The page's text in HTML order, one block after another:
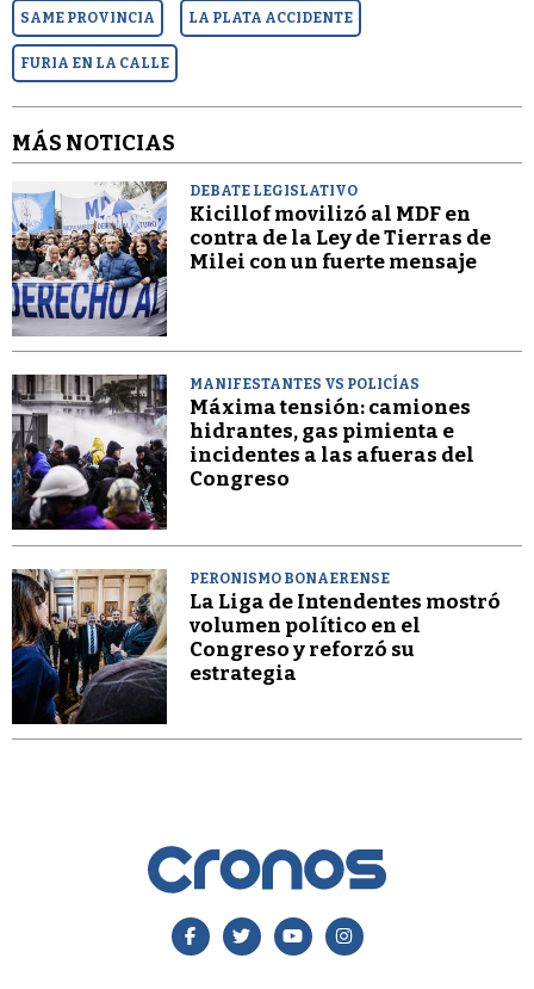
SAME PROVINCIA LA PLATA ACCIDENTE
FURIA EN LA CALLE
MÁS NOTICIAS
DEBATE LEGISLATIVO
Kicillof movilizó al MDF en
contra de la Ley de Tierras de
Milei con un fuerte mensaje
MANIFESTANTES VS POLICÍAS
Máxima tensión: camiones
hidrantes, gas pimienta e
incidentes a las afueras del
Congreso
PERONISMO BONAERENSE
La Liga de Intendentes mostró
volumen político en el
Congreso y reforzó su
estrategia